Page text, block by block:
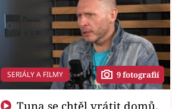
SERIÁLY A FILMY 9 fotografií